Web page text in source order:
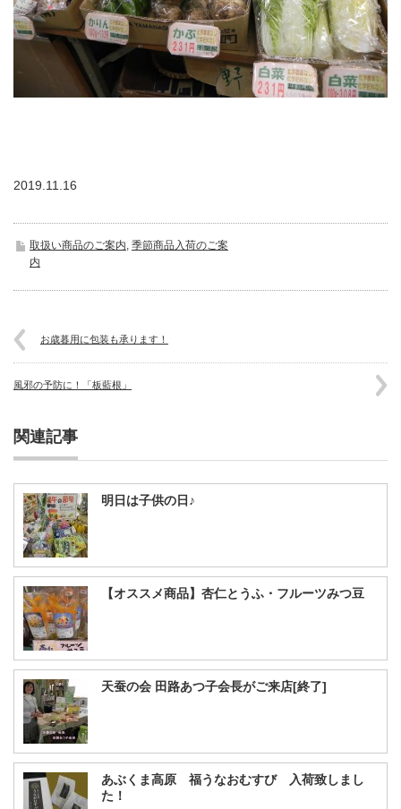
2019.11.16
取扱い商品のご案内 季節商品入荷のご案
内
お歳暮用に包装も承ります！
風邪の予防に！「板藍根」
関連記事
明日は子供の日♪
【オススメ商品】杏仁とうふ・フルーツみつ豆
天蚕の会 田路あつ子会長がご来店[終了]
あぶくま高原 福うなおむすび 入荷致しまし
た！